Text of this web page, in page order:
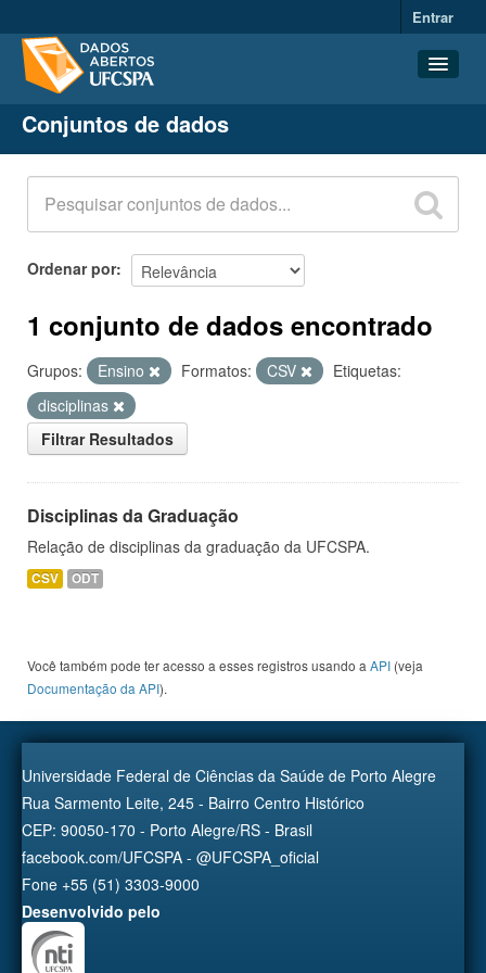
Entrar
Conjuntos de dados
Organizações
Grupos
Sobre
Conjuntos de dados
Ordenar por
1 conjunto de dados encontrado
Grupos: Ensino Formatos: CSV
Etiquetas:
disciplinas
Filtrar Resultados
Disciplinas da Graduação
Relação de disciplinas da graduação da UFCSPA.
CSV ODT
Você também pode ter acesso a esses registros usando a API (veja
Documentação da API).
Universidade Federal de Ciências da Saúde de Porto Alegre
Rua Sarmento Leite, 245 - Bairro Centro Histórico
CEP: 90050-170 - Porto Alegre/RS - Brasil
facebook.com/UFCSPA - @UFCSPA_oficial
Fone +55 (51) 3303-9000
Desenvolvido pelo